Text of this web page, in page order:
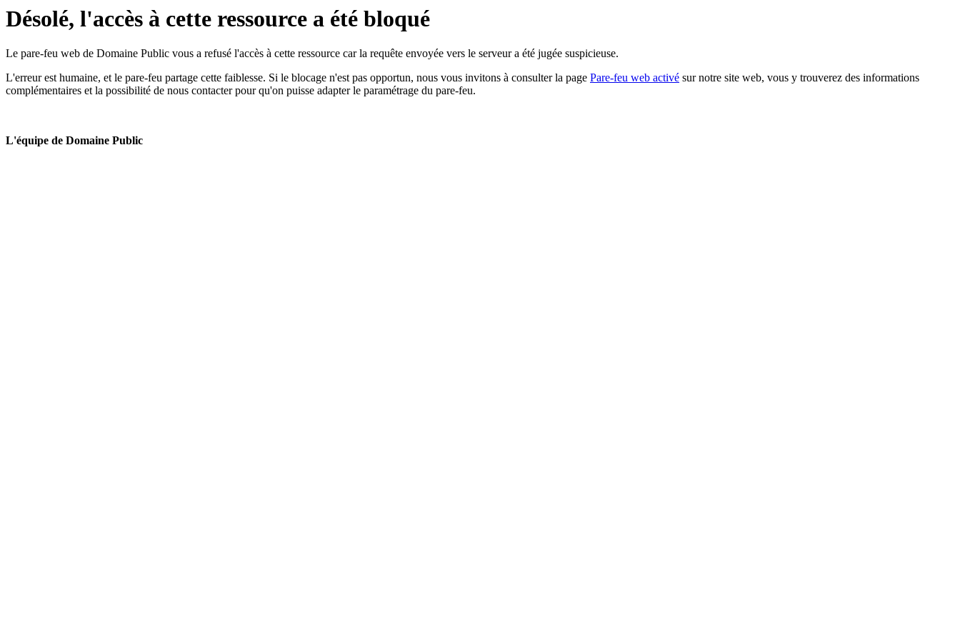
Désolé, l'accès à cette ressource a été bloqué
Le pare-feu web de Domaine Public vous a refusé l'accès à cette ressource car la requête envoyée vers le serveur a été jugée suspicieuse.
L'erreur est humaine, et le pare-feu partage cette faiblesse. Si le blocage n'est pas opportun, nous vous invitons à consulter la page Pare-feu web activé sur notre site web, vous y trouverez des informations
complémentaires et la possibilité de nous contacter pour qu'on puisse adapter le paramétrage du pare-feu.
L'équipe de Domaine Public